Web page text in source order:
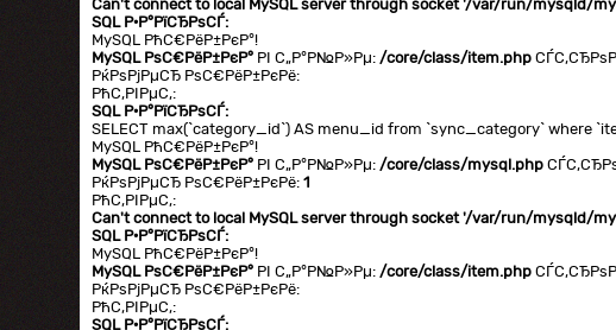
Can't connect to local MySQL server through socket '/var/run/mysqld/
SQL Р·Р°РїСЂРѕСЃ:
MySQL РћС€РёР±РєР°!
MySQL РѕС€РёР±РєР° РІ С„Р°Р№Р»Рµ:/core/class/item.php
РќРѕРјРµСЂ РѕС€РёР±РєРё:
РћС‚РІРµС‚:
SQL Р·Р°РїСЂРѕСЃ:
SELECT max(`category_id`) AS menu_id from `sync_category` where
MySQL РћС€РёР±РєР°!
MySQL РѕС€РёР±РєР° РІ С„Р°Р№Р»Рµ:/core/class/mysql.php
РќРѕРјРµСЂ РѕС€РёР±РєРё:1
РћС‚РІРµС‚:
Can't connect to local MySQL server through socket '/var/run/mysqld/
SQL Р·Р°РїСЂРѕСЃ:
MySQL РћС€РёР±РєР°!
MySQL РѕС€РёР±РєР° РІ С„Р°Р№Р»Рµ:/core/class/item.php
РќРѕРјРµСЂ РѕС€РёР±РєРё:
РћС‚РІРµС‚:
SQL Р·Р°РїСЂРѕСЃ: